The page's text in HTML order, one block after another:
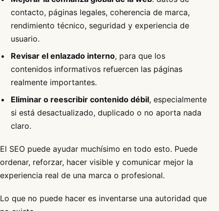
contacto, páginas legales, coherencia de marca,
rendimiento técnico, seguridad y experiencia de
usuario.
Revisar el enlazado interno, para que los
contenidos informativos refuercen las páginas
realmente importantes.
Eliminar o reescribir contenido débil, especialmente
si está desactualizado, duplicado o no aporta nada
claro.
El SEO puede ayudar muchísimo en todo esto. Puede
ordenar, reforzar, hacer visible y comunicar mejor la
experiencia real de una marca o profesional.
Lo que no puede hacer es inventarse una autoridad que